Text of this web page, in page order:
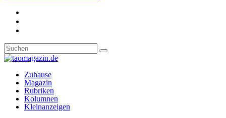
Zuhause
Magazin
Rubriken
Kolumnen
Kleinanzeigen